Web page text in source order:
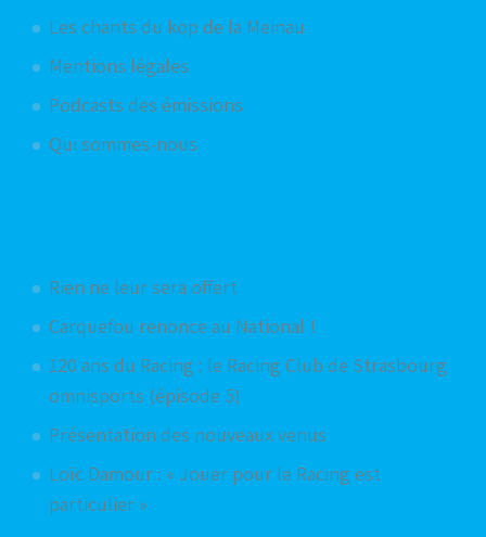
Les chants du kop de la Meinau
Mentions légales
Podcasts des émissions
Qui sommes-nous
Rien ne leur sera offert
Carquefou renonce au National !
120 ans du Racing : le Racing Club de Strasbourg
omnisports (épisode 5)
Présentation des nouveaux venus
Loïc Damour : « Jouer pour le Racing est
particulier »